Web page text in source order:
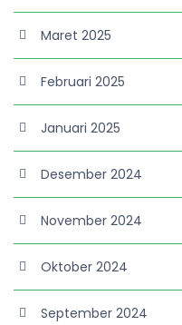
Maret 2025
Februari 2025
Januari 2025
Desember 2024
November 2024
Oktober 2024
September 2024